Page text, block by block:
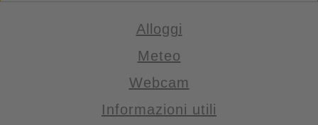
Alloggi
Meteo
Webcam
Informazioni utili